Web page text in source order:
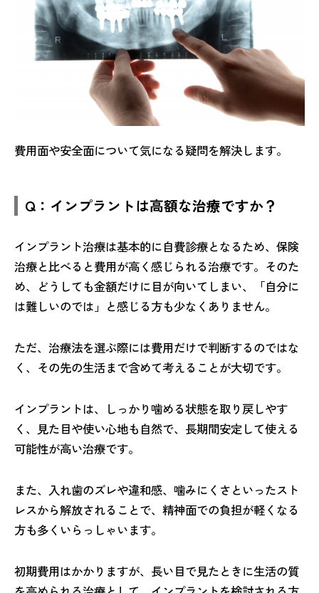
費用面や安全面について気になる疑問を解決します。
Q：インプラントは高額な治療ですか？
インプラント治療は基本的に自費診療となるため、保険
治療と比べると費用が高く感じられる治療です。そのた
め、どうしても金額だけに目が向いてしまい、「自分に
は難しいのでは」と感じる方も少なくありません。
ただ、治療法を選ぶ際には費用だけで判断するのではな
く、その先の生活まで含めて考えることが大切です。
インプラントは、しっかり噛める状態を取り戻しやす
く、見た目や使い心地も自然で、長期間安定して使える
可能性が高い治療です。
また、入れ歯のズレや違和感、噛みにくさといったスト
レスから解放されることで、精神面での負担が軽くなる
方も多くいらっしゃいます。
初期費用はかかりますが、長い目で見たときに生活の質